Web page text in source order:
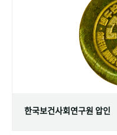
한국보건사회연구원 압인